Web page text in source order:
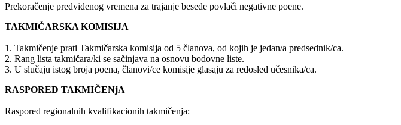
Prekoračenje predviđenog vremena za trajanje besede povlači negativne poene.
TAKMIČARSKA KOMISIJA
1. Takmičenje prati Takmičarska komisija od 5 članova, od kojih je jedan/a predsednik/ca.
2. Rang lista takmičara/ki se sačinjava na osnovu bodovne liste.
3. U slučaju istog broja poena, članovi/ce komisije glasaju za redosled učesnika/ca.
RASPORED TAKMIČENjA
Raspored regionalnih kvalifikacionih takmičenja: